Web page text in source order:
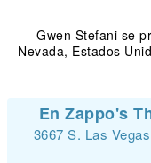
Gwen Stefani se
Nevada, Estados
En Zappo's
3667 S. Las